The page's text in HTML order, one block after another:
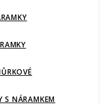
S NÁRAMKEM